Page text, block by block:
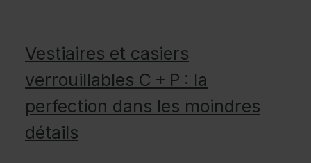
Vestiaires et casiers
verrouillables C + P : la
perfection dans les moindres
détails